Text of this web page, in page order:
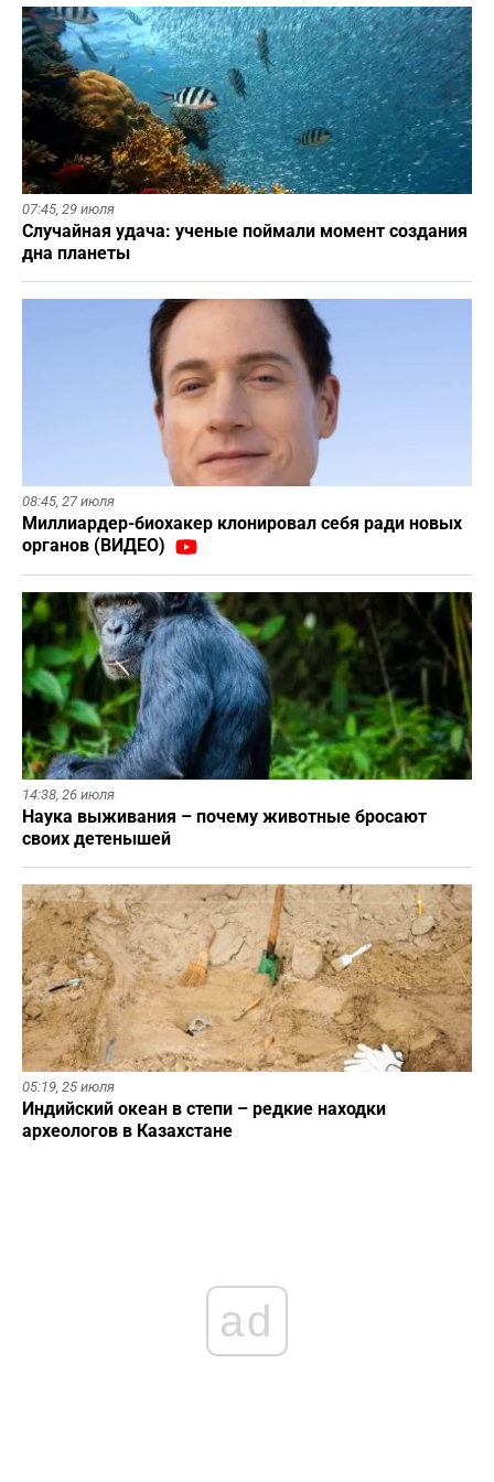
07:45, 29 июля
Случайная удача: ученые поймали момент создания
дна планеты
08:45, 27 июля
Миллиардер-биохакер клонировал себя ради новых
органов (ВИДЕО)
14:38, 26 июля
Наука выживания – почему животные бросают
своих детенышей
05:19, 25 июля
Индийский океан в степи – редкие находки
археологов в Казахстане
ad